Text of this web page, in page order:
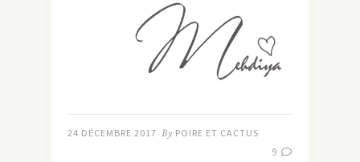
24 DÉCEMBRE 2017 By POIRE ET CACTUS
9